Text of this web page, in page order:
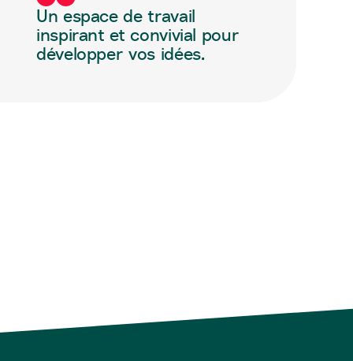
Un espace de travail
inspirant et convivial pour
développer vos idées.